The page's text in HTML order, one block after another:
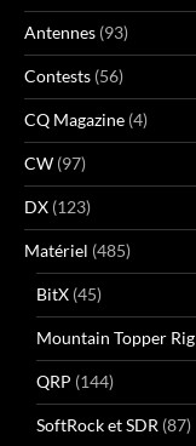
Antennes (93)
Contests (56)
CQ Magazine (4)
CW (97)
DX (123)
Matériel (485)
BitX (45)
Mountain Topper Rig
QRP (144)
SoftRock et SDR (87)